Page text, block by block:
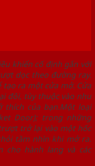
khiển cố định gắn với
dọc theo đường ray.
ra một cửa mở. Cửa
đôi, tùy thuộc vào nhu
thích của bạn.Một loại
Door); trong những
trở lại vào một hốc
tầm nhìn khi mở ra.
cho hành lang và các